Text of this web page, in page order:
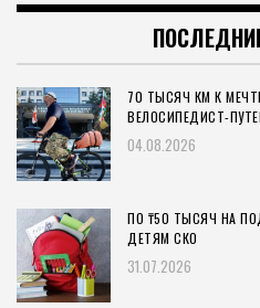
70 ТЫСЯЧ КМ К
ВЕЛОСИПЕДИСТ-
04.08.2026
ПО ₸50 ТЫСЯЧ НА
ДЕТЯМ СКО
31.07.2026